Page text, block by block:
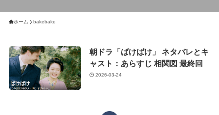
ホーム bakebake
朝ドラ「ばけばけ」 ネタバレとキ
ャスト：あらすじ 相関図 最終回
2026-03-24